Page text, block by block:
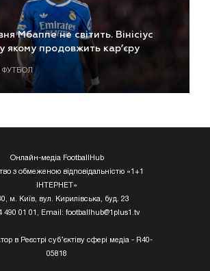
Мбаппе не світить. Вінісіус
якому продовжить кар’єру
ФУТБОЛ
Онлайн-медіа FootballHub
з обмеженою відповідальністю «1+1
ІНТЕРНЕТ»
м. Київ, вул. Кирилівська, буд. 23
490 01 01, Email: footballhub@1plus1.tv
в Реєстрі суб’єктіву сфері медіа - R40-
05818